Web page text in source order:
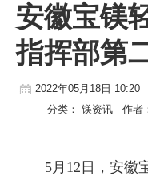
铜镍铅锌
铝
稀有稀土
安徽宝镁
指挥部第
2022年05月18日 10:20
分类： 镁资讯 作者
5月12日，安徽